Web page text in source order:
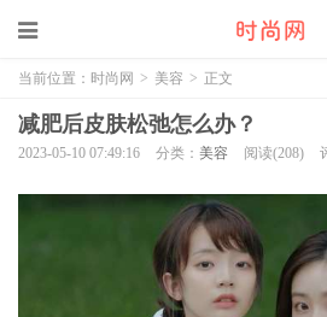
当前位置： 时尚网 > 美容 > 正文
减肥后皮肤松弛怎么办？
2023-05-10 07:49:16 分类： 美容 阅读(208)